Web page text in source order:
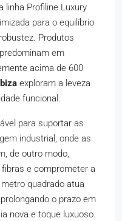
linha Profiline Luxury
para o equilíbrio
Produtos
predominam em
acima de 600
Ibiza exploram a leveza
funcional.
para suportar as
industrial, onde as
de outro modo,
fibras e comprometer a
quadrado atua
o prazo em
nova e toque luxuoso.